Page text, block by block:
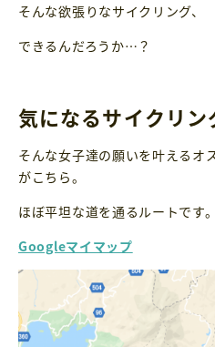
そんな欲張りなサイクリング、
できるんだろうか…？
気になるサイクリン
そんな女子達の願いを叶えるオ
がこちら。
ほぼ平坦な道を通るルートです。
Googleマイマップ